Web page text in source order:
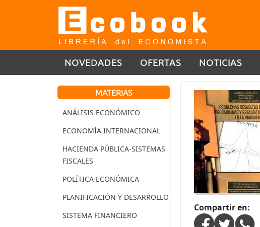
NOVEDADES OFERTAS NOTICIAS
MATERIAS
ANÁLISIS ECONÓMICO
ECONOMÍA INTERNACIONAL
HACIENDA PÚBLICA-SISTEMAS
FISCALES
POLÍTICA ECONÓMICA
PLANIFICACIÓN Y DESARROLLO
SISTEMA FINANCIERO
Compartir en: